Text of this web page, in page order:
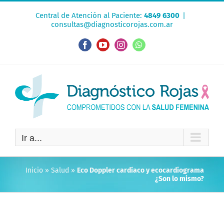
Central de Atención al Paciente: 4849 6300 |
consultas@diagnosticorojas.com.ar
FacebookYouTubeInstagramWhatsApp
Ir a...
Inicio » Salud » Eco Doppler cardíaco y ecocardiograma
¿Son lo mismo?